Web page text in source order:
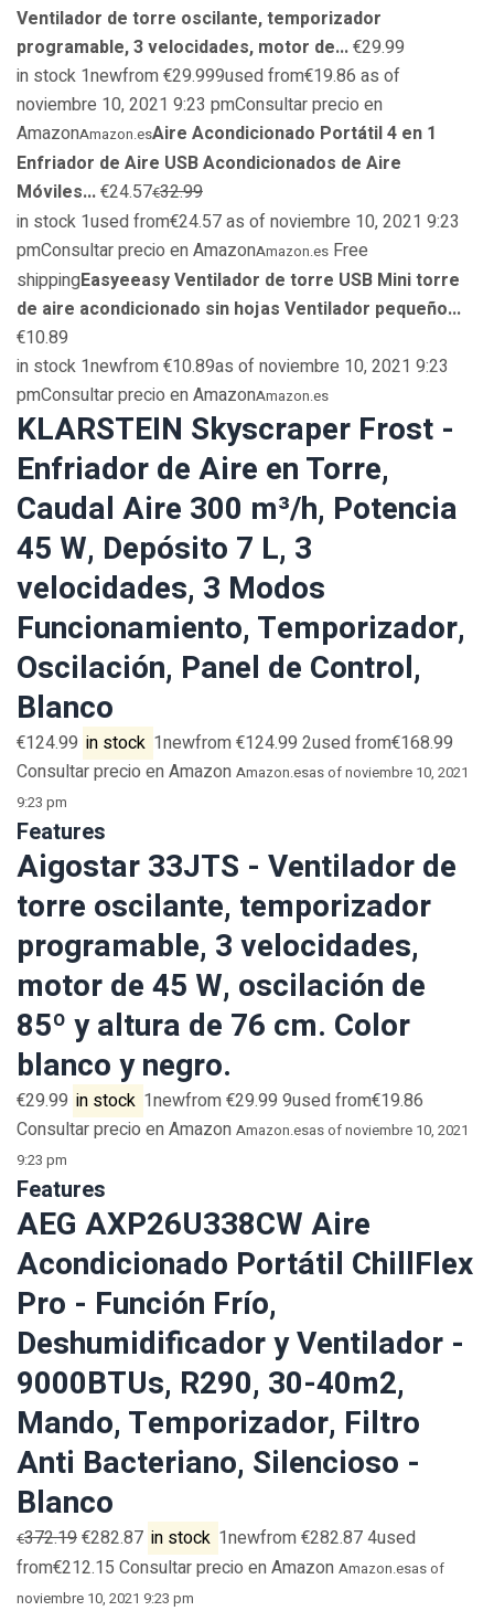
Ventilador de torre oscilante, temporizador
programable, 3 velocidades, motor de...€29.99
in stock 1newfrom €29.999used from€19.86 as of
noviembre 10, 2021 9:23 pmConsultar precio en
AmazonAmazon.esAire Acondicionado Portátil 4 en 1
Enfriador de Aire USB Acondicionados de Aire
Móviles...€24.57€32.99
in stock 1used from€24.57 as of noviembre 10, 2021 9:23
pmConsultar precio en AmazonAmazon.es Free
shippingEasyeeasy Ventilador de torre USB Mini torre
de aire acondicionado sin hojas Ventilador pequeño...
€10.89
in stock 1newfrom €10.89as of noviembre 10, 2021 9:23
pmConsultar precio en AmazonAmazon.es
KLARSTEIN Skyscraper Frost -
Enfriador de Aire en Torre,
Caudal Aire 300 m³/h, Potencia
45 W, Depósito 7 L, 3
velocidades, 3 Modos
Funcionamiento, Temporizador,
Oscilación, Panel de Control,
Blanco
€124.99 in stock 1newfrom €124.99 2used from€168.99
Consultar precio en Amazon Amazon.esas of noviembre 10, 2021
9:23 pm
Features
Aigostar 33JTS - Ventilador de
torre oscilante, temporizador
programable, 3 velocidades,
motor de 45 W, oscilación de
85º y altura de 76 cm. Color
blanco y negro.
€29.99 in stock 1newfrom €29.99 9used from€19.86
Consultar precio en Amazon Amazon.esas of noviembre 10, 2021
9:23 pm
Features
AEG AXP26U338CW Aire
Acondicionado Portátil ChillFlex
Pro - Función Frío,
Deshumidificador y Ventilador -
9000BTUs, R290, 30-40m2,
Mando, Temporizador, Filtro
Anti Bacteriano, Silencioso -
Blanco
€372.19€282.87 in stock 1newfrom €282.87 4used
from€212.15 Consultar precio en Amazon Amazon.esas of
noviembre 10, 2021 9:23 pm